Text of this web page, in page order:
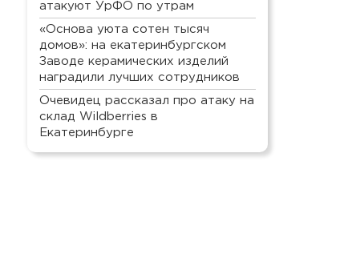
атакуют УрФО по утрам
«Основа уюта сотен тысяч
домов»: на екатеринбургском
Заводе керамических изделий
наградили лучших сотрудников
Очевидец рассказал про атаку на
склад Wildberries в
Екатеринбурге